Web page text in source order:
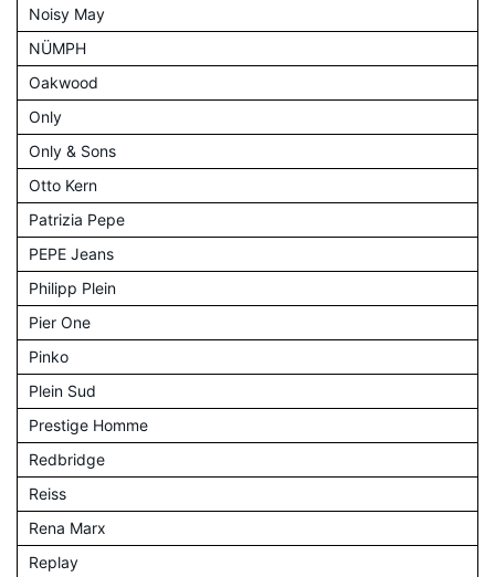
Noisy May
NÜMPH
Oakwood
Only
Only & Sons
Otto Kern
Patrizia Pepe
PEPE Jeans
Philipp Plein
Pier One
Pinko
Plein Sud
Prestige Homme
Redbridge
Reiss
Rena Marx
Replay